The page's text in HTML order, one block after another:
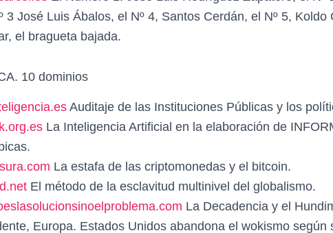
3 José Luis Ábalos, el Nº 4, Santos Cerdán, el Nº 5, Koldo
el bragueta bajada.
10 dominios
Auditaje de las Instituciones Públicas y los
La Inteligencia Artificial en la elaboración de
La estafa de las criptomonedas y el bitcoin.
El método de la esclavitud multinivel del globalismo.
La Decadencia y el
Europa. Estados Unidos abandona el wokismo según